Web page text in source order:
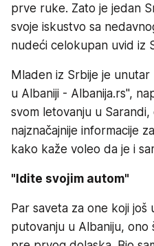
prve ruke. Zato je jedan
svoje iskustvo sa
nudeći celokupan uvid iz
Mladen iz Srbije je
u Albaniji - Albanija.rs",
svom letovanju u
najznačajnije informacije
kako kaže voleo da je i
"Idite svojim autom"
Par saveta za one koji još
putovanju u Albaniju, ono